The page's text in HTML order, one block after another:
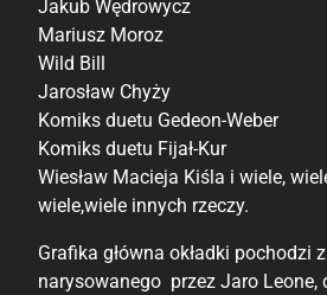
Jakub Wędrowycz
Mariusz Moroz
Wild Bill
Jarosław Chyży
Komiks duetu Gedeon-Weber
Komiks duetu Fijał-Kur
Wiesław Macieja Kiśla i wiele,
wiele,wiele innych rzeczy.
Grafika główna okładki pochodzi
narysowanego przez Jaro Leone,